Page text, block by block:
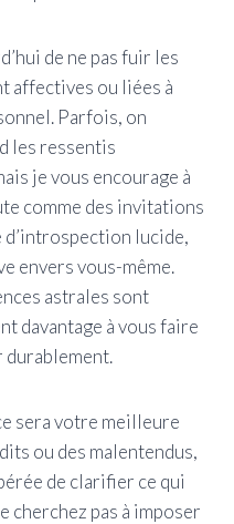
de ne pas fuir les
affectives ou liées à
Parfois, on
les ressentis
je vous encourage à
comme des invitations
lucide,
envers vous-même.
astrales sont
davantage à vous faire
durablement.
sera votre meilleure
ou des malentendus,
de clarifier ce qui
cherchez pas à imposer